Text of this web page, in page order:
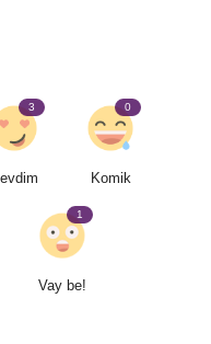
3
Komik
0
Vay be!
1